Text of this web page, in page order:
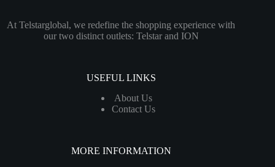
At Telstarglobal, we redefine the shopping experience with
our two distinct outlets: Telstar and ION
USEFUL LINKS
About Us
Contact Us
MORE INFORMATION